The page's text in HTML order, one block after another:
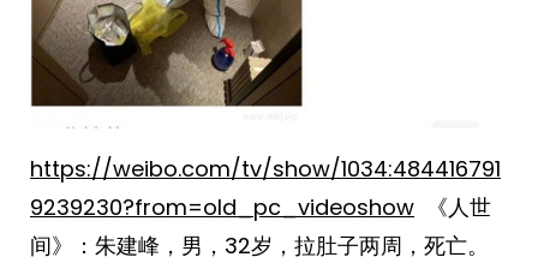
https://weibo.com/tv/show/1034:484416791
9239230?from=old_pc_videoshow 《人世
间》：朱建峰，男，32岁，拉肚子两周，死亡。